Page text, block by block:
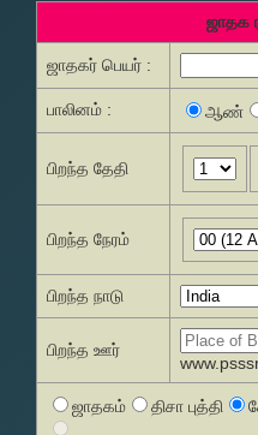
ஜாதக
ஜாதகர் பெயர் :
பாலினம் : ஆண்
பிறந்த தேதி
பிறந்த நேரம்
பிறந்த நாடு
பிறந்த ஊர்
ஜாதகம் திசா புத்தி